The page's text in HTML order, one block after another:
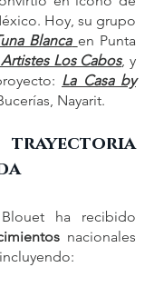
Hoy, su grupo
Blanca en Punta
Los Cabos, y
La Casa by
Nayarit.
ha recibido
nacionales